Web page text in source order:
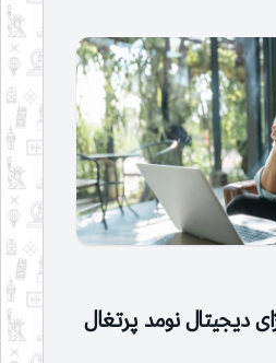
دیجیتال نومد پرتغال